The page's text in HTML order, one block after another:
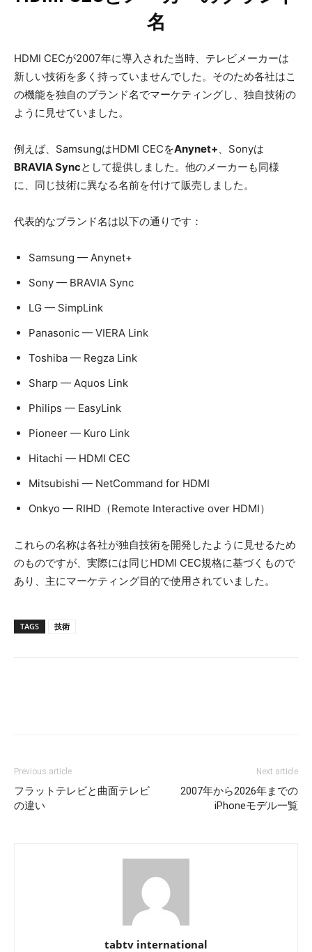
名
HDMI CECが2007年に導入された当時、テレビメーカーは
新しい技術を多く持っていませんでした。そのため各社はこ
の機能を独自のブランド名でマーケティングし、独自技術の
ように見せていました。
例えば、SamsungはHDMI CECをAnynet+、Sonyは
BRAVIA Syncとして提供しました。他のメーカーも同様
に、同じ技術に異なる名前を付けて販売しました。
代表的なブランド名は以下の通りです：
Samsung — Anynet+
Sony — BRAVIA Sync
LG — SimpLink
Panasonic — VIERA Link
Toshiba — Regza Link
Sharp — Aquos Link
Philips — EasyLink
Pioneer — Kuro Link
Hitachi — HDMI CEC
Mitsubishi — NetCommand for HDMI
Onkyo — RIHD（Remote Interactive over HDMI）
これらの名称は各社が独自技術を開発したように見せるため
のものですが、実際には同じHDMI CEC規格に基づくもので
あり、主にマーケティング目的で使用されていました。
TAGS 技術
Previous article
フラットテレビと曲面テレビ
の違い
Next article
2007年から2026年までの
iPhoneモデル一覧
tabtv international